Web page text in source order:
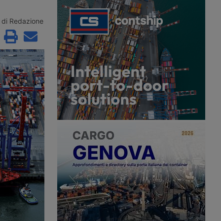
Most of the
have been saved
has been
in the
and logistics
According to Xeneta, the market
faces a weaker second half of 2026,
with few signs of a peak season.
di Redazione